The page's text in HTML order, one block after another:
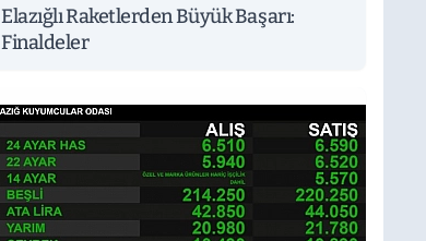
Elazığlı Raketlerden Büyük Başarı:
Finaldeler